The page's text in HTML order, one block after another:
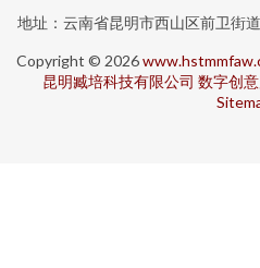
地址：云南省昆明市西山区前卫街
Copyright © 2026
昆明臧培科技有限公司 数字创